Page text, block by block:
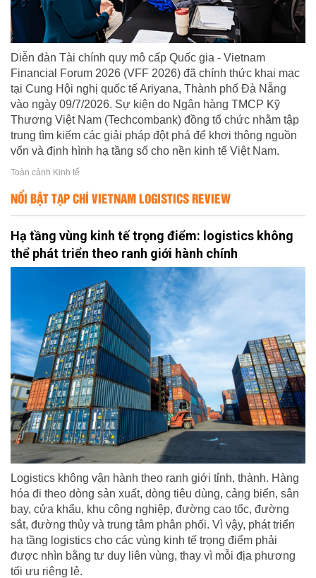
Diễn đàn Tài chính quy mô cấp Quốc gia - Vietnam
Financial Forum 2026 (VFF 2026) đã chính thức khai mạc
tại Cung Hội nghị quốc tế Ariyana, Thành phố Đà Nẵng
vào ngày 09/7/2026. Sự kiện do Ngân hàng TMCP Kỹ
Thương Việt Nam (Techcombank) đồng tổ chức nhằm tập
trung tìm kiếm các giải pháp đột phá để khơi thông nguồn
vốn và định hình hạ tầng số cho nền kinh tế Việt Nam.
Toàn cảnh Kinh tế
NỔI BẬT TẠP CHÍ VIETNAM LOGISTICS REVIEW
Hạ tầng vùng kinh tế trọng điểm: logistics không
thể phát triển theo ranh giới hành chính
Logistics không vận hành theo ranh giới tỉnh, thành. Hàng
hóa đi theo dòng sản xuất, dòng tiêu dùng, cảng biển, sân
bay, cửa khẩu, khu công nghiệp, đường cao tốc, đường
sắt, đường thủy và trung tâm phân phối. Vì vậy, phát triển
hạ tầng logistics cho các vùng kinh tế trọng điểm phải
được nhìn bằng tư duy liên vùng, thay vì mỗi địa phương
tối ưu riêng lẻ.